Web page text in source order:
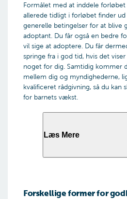
Formålet med at inddele forløbet
allerede tidligt i forløbet finder
generelle betingelser for at blive
adoptant. Du får også en bedre
vil sige at adoptere. Du får
springe fra i god tid, hvis det
noget for dig. Samtidig kommer
mellem dig og myndighederne,
kvalificeret rådgivning, så du kan
for barnets vækst.
Læs Mere
boligforhold og andre
Forskellige former for